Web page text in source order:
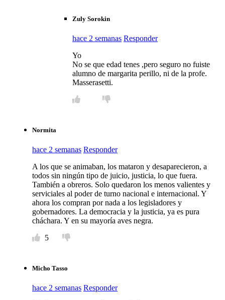
Zuly Sorokin
hace 2 semanas Responder
Yo
No se que edad tenes ,pero seguro no fuiste
alumno de margarita perillo, ni de la profe.
Masserasetti.
Normita
hace 2 semanas Responder
A los que se animaban, los mataron y desaparecieron, a
todos sin ningún tipo de juicio, justicia, lo que fuera.
También a obreros. Solo quedaron los menos valientes y
serviciales al poder de turno nacional e internacional. Y
ahora los compran por nada a los legisladores y
gobernadores. La democracia y la justicia, ya es pura
cháchara. Y en su mayoría aves negra.
5
Micho Tasso
hace 2 semanas Responder